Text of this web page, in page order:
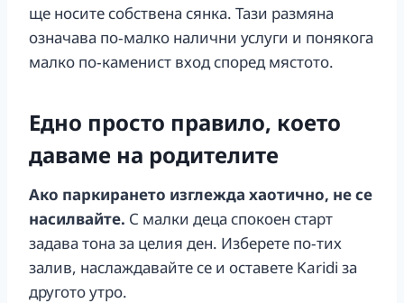
ще носите собствена сянка. Тази размяна
означава по‑малко налични услуги и понякога
малко по‑каменист вход според мястото.
Едно просто правило, което
даваме на родителите
Ако паркирането изглежда хаотично, не се
насилвайте. С малки деца спокоен старт
задава тона за целия ден. Изберете по‑тих
залив, наслаждавайте се и оставете Karidi за
другото утро.